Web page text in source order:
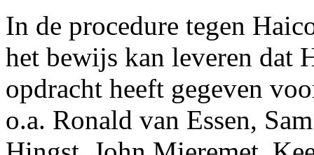
In de procedure tegen
het bewijs kan leveren dat
opdracht heeft gegeven
o.a. Ronald van Essen,